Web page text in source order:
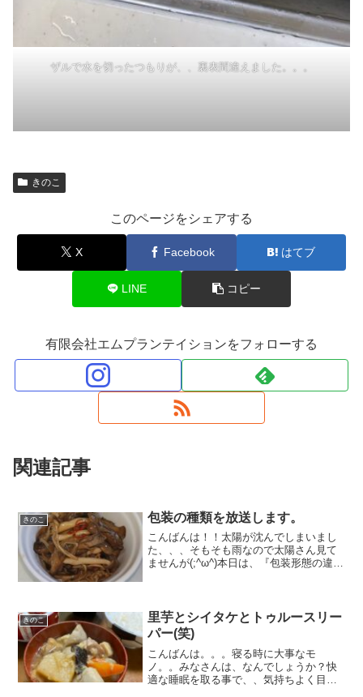
ザルで水を切ったつもりが、、裏表間違えました。。。
きのこ
このページをシェアする
X Facebook はてブ
LINE コピー
有限会社エムプランテイションをフォローする
関連記事
きのこ 包装の種類を放送します。
こんばんは！！太陽が沈んでしまいまし
た、、、そもそも雨なので太陽さん見て
ませんが(;^ω^)本日は、『包装形態の違い
に産まれてきた子...
きのこ
里芋とシイタケとトゥルースリー
パー(笑)
こんばんは。。。寝る時に大事なモ
ノ。。みなさんは、なんでしょうか？快
適な睡眠を取る事で、、気持ちよく目覚